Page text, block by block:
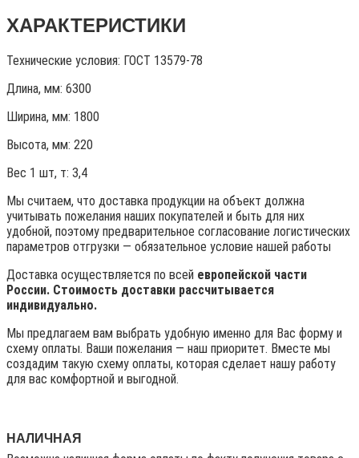
ХАРАКТЕРИСТИКИ
Технические условия: ГОСТ 13579-78
Длина, мм: 6300
Ширина, мм: 1800
Высота, мм: 220
Вес 1 шт, т: 3,4
Мы считаем, что доставка продукции на объект должна
учитывать пожелания наших покупателей и быть для них
удобной, поэтому предварительное согласование логистических
параметров отгрузки — обязательное условие нашей работы
Доставка осуществляется по всей европейской части
России. Стоимость доставки рассчитывается
индивидуально.
Мы предлагаем вам выбрать удобную именно для Вас форму и
схему оплаты. Ваши пожелания — наш приоритет. Вместе мы
создадим такую схему оплаты, которая сделает нашу работу
для вас комфортной и выгодной.
НАЛИЧНАЯ